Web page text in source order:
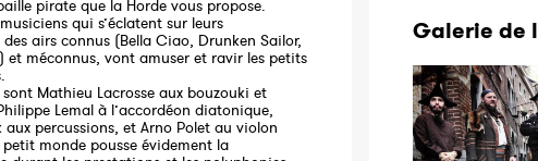
pirate que la Horde vous propose.
qui s’éclatent sur leurs
airs connus (Bella Ciao, Drunken Sailor,
méconnus, vont amuser et ravir les petits
sont Mathieu Lacrosse aux bouzouki et
Lemal à l’accordéon diatonique,
aux percussions, et Arno Polet au violon
monde pousse évidement la
Galerie de